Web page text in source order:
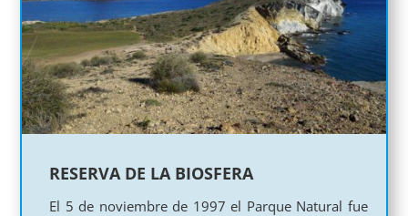
RESERVA DE LA BIOSFERA
El 5 de noviembre de 1997 el Parque Natural fue